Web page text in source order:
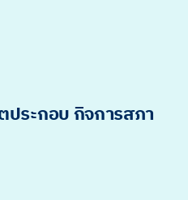
ประกอบ กิจการสภา